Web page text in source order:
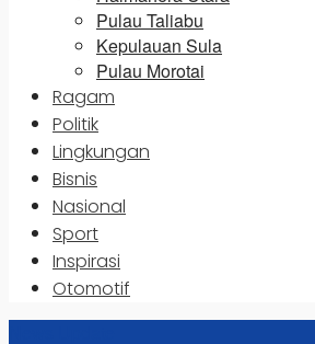
Pulau Taliabu
Kepulauan Sula
Pulau Morotai
Ragam
Politik
Lingkungan
Bisnis
Nasional
Sport
Inspirasi
Otomotif